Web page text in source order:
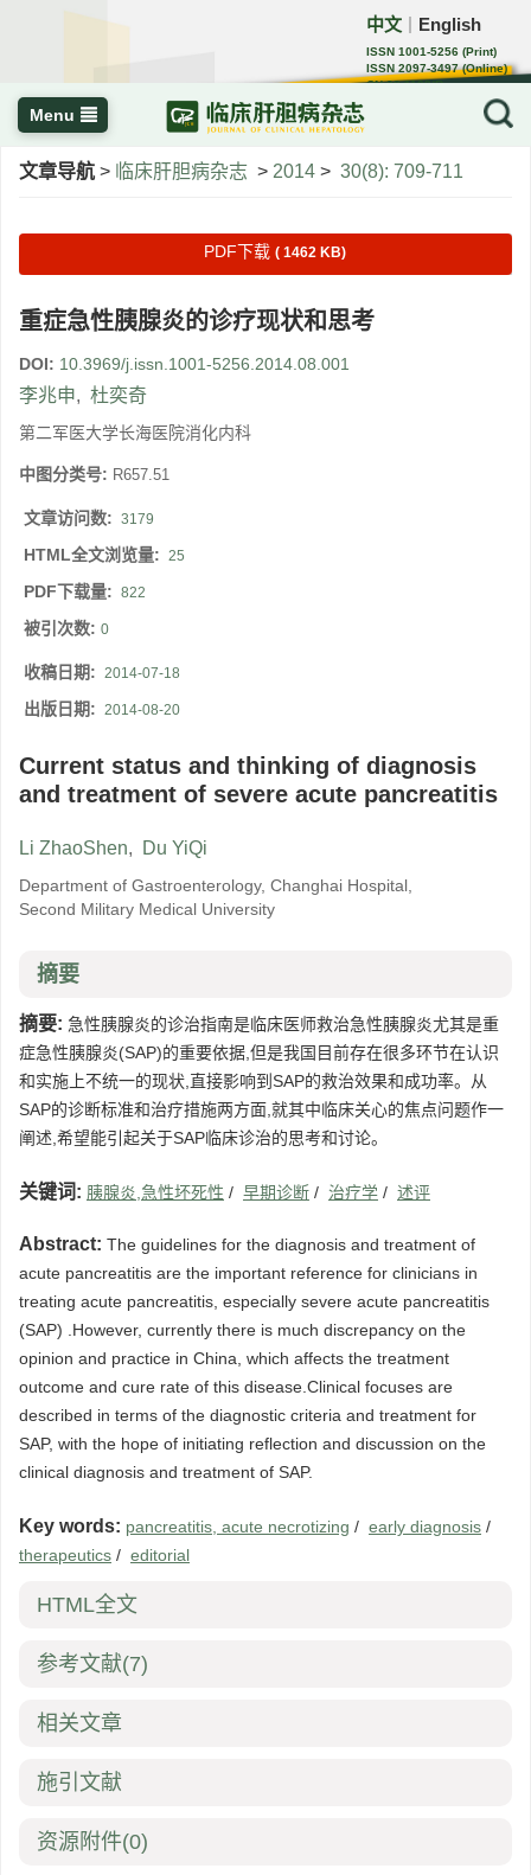
中文 English
ISSN 1001-5256 (Print)
ISSN 2097-3497 (Online)
CN 22-1108/R
Menu
文章导航 > 临床肝胆病杂志 > 2014 > 30(8): 709-711
PDF下载 ( 1462 KB)
重症急性胰腺炎的诊疗现状和思考
DOI: 10.3969/j.issn.1001-5256.2014.08.001
李兆申, 杜奕奇
第二军医大学长海医院消化内科
中图分类号: R657.51
文章访问数: 3179
HTML全文浏览量: 25
PDF下载量: 822
被引次数: 0
收稿日期: 2014-07-18
出版日期: 2014-08-20
Current status and thinking of diagnosis
and treatment of severe acute pancreatitis
Li ZhaoShen, Du YiQi
Department of Gastroenterology, Changhai Hospital,
Second Military Medical University
摘要
摘要: 急性胰腺炎的诊治指南是临床医师救治急性胰腺炎尤其是重
症急性胰腺炎(SAP)的重要依据,但是我国目前存在很多环节在认识
和实施上不统一的现状,直接影响到SAP的救治效果和成功率。从
SAP的诊断标准和治疗措施两方面,就其中临床关心的焦点问题作一
阐述,希望能引起关于SAP临床诊治的思考和讨论。
关键词: 胰腺炎,急性坏死性 / 早期诊断 / 治疗学 / 述评
Abstract: The guidelines for the diagnosis and treatment of
acute pancreatitis are the important reference for clinicians in
treating acute pancreatitis, especially severe acute pancreatitis
(SAP) .However, currently there is much discrepancy on the
opinion and practice in China, which affects the treatment
outcome and cure rate of this disease.Clinical focuses are
described in terms of the diagnostic criteria and treatment for
SAP, with the hope of initiating reflection and discussion on the
clinical diagnosis and treatment of SAP.
Key words: pancreatitis, acute necrotizing / early diagnosis /
therapeutics / editorial
HTML全文
参考文献(7)
相关文章
施引文献
资源附件(0)